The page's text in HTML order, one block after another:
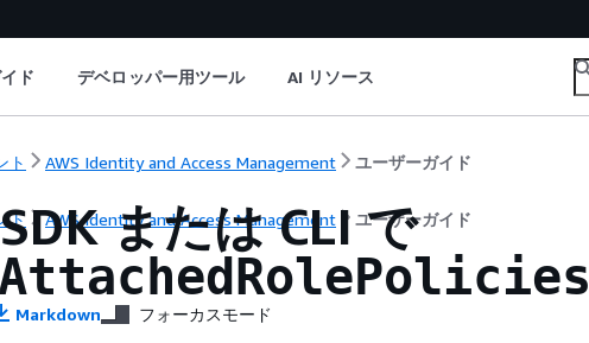
ド デベロッパー用ツール AI リソース
ト AWS Identity and Access Management ユーザーガイド
ト AWS Identity and Access Management ユーザーガイド
または CLI で
Markdown フォーカスモード